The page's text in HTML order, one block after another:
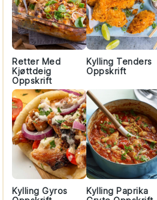
Retter Med
Kjøttdeig
Oppskrift
Kylling Tenders
Oppskrift
Kylling Gyros
Kylling Paprika